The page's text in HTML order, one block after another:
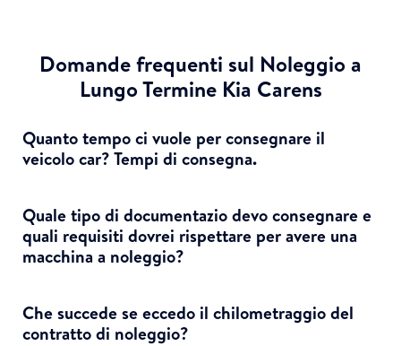
Domande frequenti sul Noleggio a
Lungo Termine Kia Carens
Quanto tempo ci vuole per consegnare il
veicolo car? Tempi di consegna.
Quale tipo di documentazio devo consegnare e
quali requisiti dovrei rispettare per avere una
macchina a noleggio?
Che succede se eccedo il chilometraggio del
contratto di noleggio?